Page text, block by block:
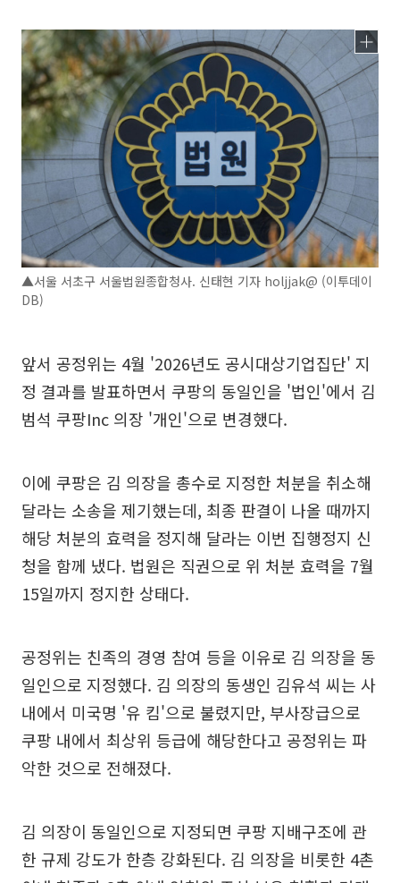
▲서울 서초구 서울법원종합청사. 신태현 기자 holjjak@ (이투데이
DB)
앞서 공정위는 4월 '2026년도 공시대상기업집단' 지
정 결과를 발표하면서 쿠팡의 동일인을 '법인'에서 김
범석 쿠팡Inc 의장 '개인'으로 변경했다.
이에 쿠팡은 김 의장을 총수로 지정한 처분을 취소해
달라는 소송을 제기했는데, 최종 판결이 나올 때까지
해당 처분의 효력을 정지해 달라는 이번 집행정지 신
청을 함께 냈다. 법원은 직권으로 위 처분 효력을 7월
15일까지 정지한 상태다.
공정위는 친족의 경영 참여 등을 이유로 김 의장을 동
일인으로 지정했다. 김 의장의 동생인 김유석 씨는 사
내에서 미국명 '유 킴'으로 불렸지만, 부사장급으로
쿠팡 내에서 최상위 등급에 해당한다고 공정위는 파
악한 것으로 전해졌다.
김 의장이 동일인으로 지정되면 쿠팡 지배구조에 관
한 규제 강도가 한층 강화된다. 김 의장을 비롯한 4촌